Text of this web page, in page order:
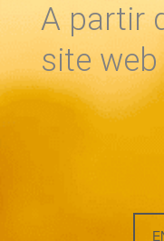
A partir
site